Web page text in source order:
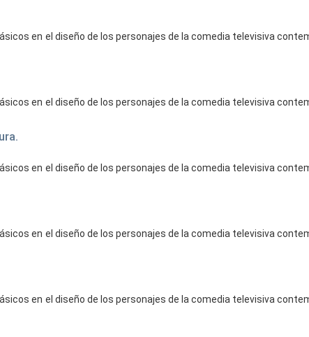
en el diseño de los personajes de la comedia televisiva
en el diseño de los personajes de la comedia televisiva
en el diseño de los personajes de la comedia televisiva
en el diseño de los personajes de la comedia televisiva
en el diseño de los personajes de la comedia televisiva